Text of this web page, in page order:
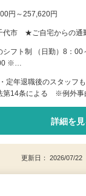
円～257,620円
代市 ★ご自宅からの通
シフト制 （日勤）8：
※…
定年退職後のスタッフ
第14条による ※例外事
詳細を見
更新日： 2026/07/